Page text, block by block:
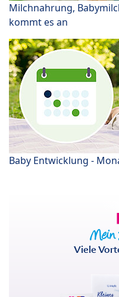
Milchnahrung,
kommt es an
Baby Entwicklung -
Viele